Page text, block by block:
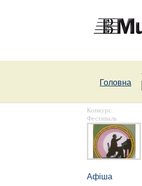
Головна
Конкурс.
Фестиваль
Афіша